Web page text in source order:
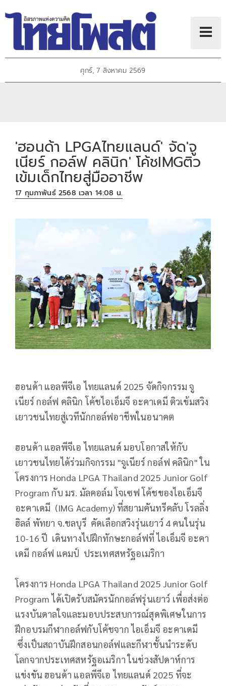
ศุกร์, 7 สิงหาคม 2569
'ฮอนด้า LPGAไทยแลนด์' จัด'จู
เนียร์ กอล์ฟ คลินิก' โค้ชIMGติว
เข้มเด็กไทยสู่มืออาชีพ
17 กุมภาพันธ์ 2568 เวลา 14:08 น.
ฮอนด้า แอลพีจีเอ ไทยแลนด์ 2025 จัดกิจกรรม จู
เนียร์ กอล์ฟ คลินิก โค้ชไอเอ็มจี อะคาเดมี ติวเข้มสวิง
เยาวชนไทยสู่เวทีนักกอล์ฟอาชีพในอนาคต
ฮอนด้า แอลพีจีเอ ไทยแลนด์ มอบโอกาสให้กับ
เยาวชนไทยได้ร่วมกิจกรรม "จูเนียร์ กอล์ฟ คลินิก" ใน
โครงการ Honda LPGA Thailand 2025 Junior Golf
Program กับ มร. มัลคอล์ม โจเซฟ โค้ชของไอเอ็มจี
อะคาเดมี (IMG Academy) ที่สยามคันทรีคลับ โรลลิ่ง
ฮิลล์ พัทยา จ.ชลบุรี คัดเลือกสวิงรุ่นเยาว์ 4 คนในรุ่น
10-16 ปี เดินทางไปฝึกทักษะกอล์ฟที่ ไอเอ็มจี อะคา
เดมี กอล์ฟ แคมป์ ประเทศสหรัฐอเมริกา
โครงการ Honda LPGA Thailand 2025 Junior Golf
Program ได้เปิดรับสมัครนักกอล์ฟรุ่นเยาว์ เพื่อส่งต่อ
แรงบันดาลใจและมอบประสบการณ์สุดพิเศษในการ
ฝึกอบรมกีฬากอล์ฟกับโค้ชจาก ไอเอ็มจี อะคาเดมี
ซึ่งเป็นสถาบันฝึกสอนกอล์ฟและกีฬาชั้นนำระดับ
โลกจากประเทศสหรัฐอเมริกา ในช่วงสัปดาห์การ
แข่งขัน ฮอนด้า แอลพีจีเอ ไทยแลนด์ 2025 ที่จะ